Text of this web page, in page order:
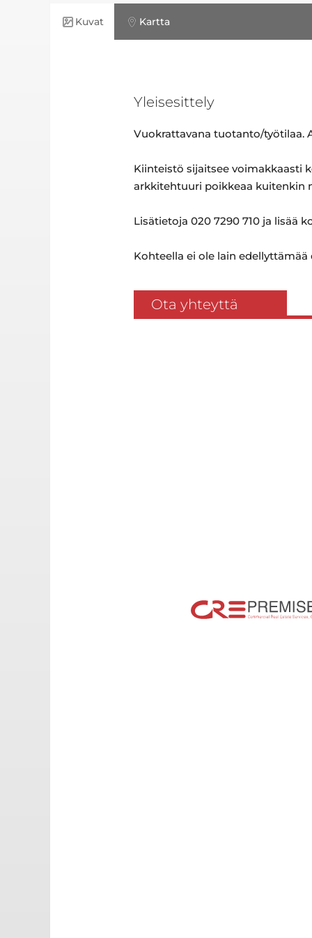
Kuvat Kartta
Yleisesittely
Vuokrattavana tuotanto/työtilaa.
Kiinteistö sijaitsee voimakkaasti
arkkitehtuuri poikkeaa kuitenkin
Lisätietoja 020 7290 710 ja lisää
Kohteella ei ole lain
Ota yhteyttä